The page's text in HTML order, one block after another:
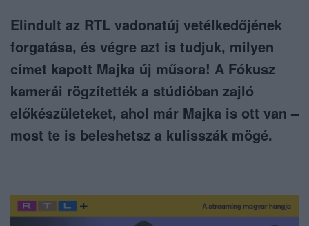
Elindult az RTL vadonatúj vetélkedőjének
forgatása, és végre azt is tudjuk, milyen
címet kapott Majka új műsora! A Fókusz
kamerái rögzítették a stúdióban zajló
előkészületeket, ahol már Majka is ott van –
most te is beleshetsz a kulisszák mögé.